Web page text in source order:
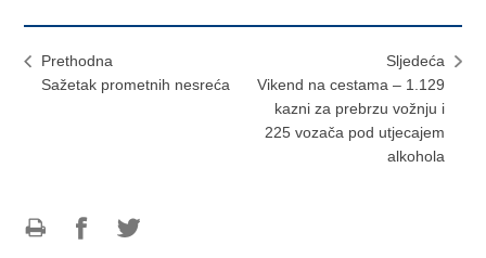
Prethodna
Sažetak prometnih nesreća
Sljedeća
Vikend na cestama – 1.129
kazni za prebrzu vožnju i
225 vozača pod utjecajem
alkohola